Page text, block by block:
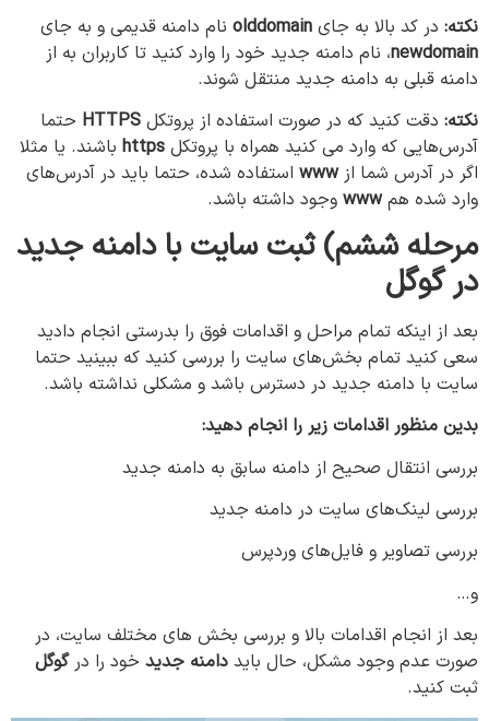
نکته: در کد بالا به جای olddomain نام دامنه قدیمی و به جای
newdomain، نام دامنه جدید خود را وارد کنید تا کاربران به از
دامنه قبلی به دامنه جدید منتقل شوند.
نکته: دقت کنید که در صورت استفاده از پروتکل
حتما
آدرس‌هایی که وارد می کنید همراه با پروتکل https باشند. یا مثلا
اگر در آدرس شما ازwww استفاده شده، حتما باید در آدرس‌های
وارد شده همwww وجود داشته باشد.
مرحله ششم) ثبت سایت با دامنه جدید
در گوگل
بعد از اینکه تمام مراحل و اقدامات فوق را بدرستی انجام دادید
سعی کنید تمام بخش‌های سایت را بررسی کنید که ببینید حتما
سایت با دامنه جدید در دسترس باشد و مشکلی نداشته باشد.
بدین منظور اقدامات زیر را انجام دهید:
بررسی انتقال صحیح از دامنه سابق به دامنه جدید
بررسی لینک‌های سایت در دامنه جدید
بررسی تصاویر و فایل‌های وردپرس
و…
بعد از انجام اقدامات بالا و بررسی بخش های مختلف سایت، در
صورت عدم وجود مشکل، حال باید دامنه جدید خود را درگوگل
ثبت کنید.